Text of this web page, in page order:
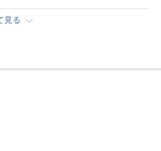
見る